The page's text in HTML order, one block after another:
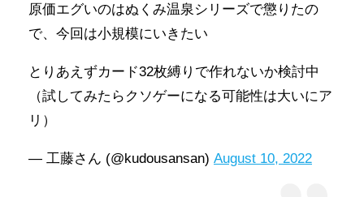
原価エグいのはぬくみ温泉シリーズで懲りたの
で、今回は小規模にいきたい
とりあえずカード32枚縛りで作れないか検討中
（試してみたらクソゲーになる可能性は大いにア
リ）
— 工藤さん (@kudousansan) August 10, 2022